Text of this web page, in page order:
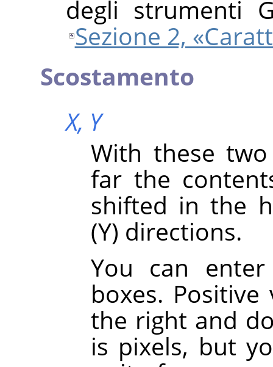
degli strumenti
Sezione 2,
Scostamento
X, Y
With these
far the
shifted in the
(Y) directions.
You can
boxes.
the right and
is pixels, but